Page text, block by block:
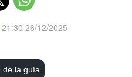
21:30 26/12/2025
de la guía